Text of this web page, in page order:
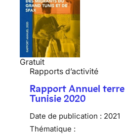
Gratuit
Rapports d’activité
Rapport Annuel
Tunisie 2020
Date de publication : 2021
Thématique :